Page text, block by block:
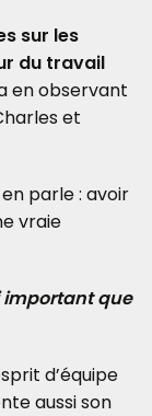
sur les
du travail
en observant
et
parle : avoir
vraie
important que
d’équipe
aussi son